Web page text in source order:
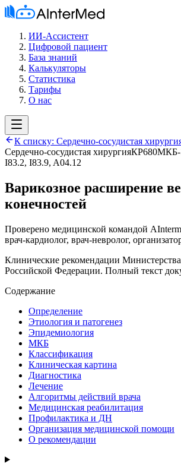
ИИ-Ассистент
Цифровой пациент
База знаний
Калькуляторы
Статистика
Тарифы
О нас
К списку: Сердечно-сосудистая
Сердечно-сосудистая хирургияКР680МКБ-
I83.2, I83.9, A04.12
Варикозное расширение
конечностей
Проверено медицинской командой
врач-кардиолог, врач-невролог,
Клинические рекомендации
Российской Федерации. Полный текст
Содержание
Определение
Этиология и патогенез
Эпидемиология
МКБ
Классификация
Клиническая картина
Диагностика
Лечение
Алгоритмы действий врача
Медицинская реабилитация
Профилактика и ДН
Организация медицинской помощи
О рекомендации